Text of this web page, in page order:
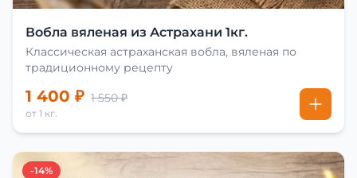
Вобла вяленая из Астрахани 1кг.
Классическая астраханская вобла, вяленая по
традиционному рецепту
1 400 ₽ 1 550 ₽
от 1 кг.
-14%